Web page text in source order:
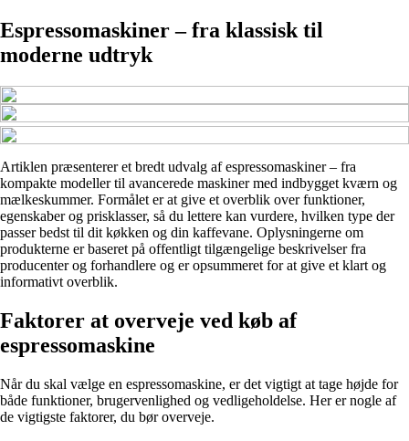
Espressomaskiner – fra klassisk til
moderne udtryk
Artiklen præsenterer et bredt udvalg af espressomaskiner – fra
kompakte modeller til avancerede maskiner med indbygget kværn og
mælkeskummer. Formålet er at give et overblik over funktioner,
egenskaber og prisklasser, så du lettere kan vurdere, hvilken type der
passer bedst til dit køkken og din kaffevane. Oplysningerne om
produkterne er baseret på offentligt tilgængelige beskrivelser fra
producenter og forhandlere og er opsummeret for at give et klart og
informativt overblik.
Faktorer at overveje ved køb af
espressomaskine
Når du skal vælge en espressomaskine, er det vigtigt at tage højde for
både funktioner, brugervenlighed og vedligeholdelse. Her er nogle af
de vigtigste faktorer, du bør overveje.